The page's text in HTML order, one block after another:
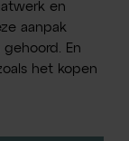
en
aanpak
En
het kopen